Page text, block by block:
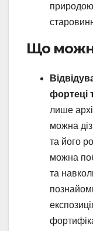
природою
Що
фортеці
лише
можна
та його
можна
та